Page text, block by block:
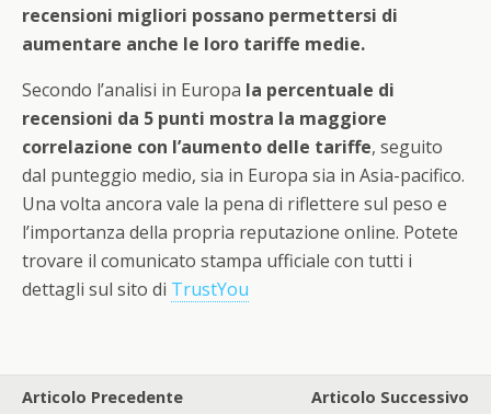
recensioni migliori possano permettersi di
aumentare anche le loro tariffe medie.
Secondo l’analisi in Europa la percentuale di
recensioni da 5 punti mostra la maggiore
correlazione con l’aumento delle tariffe, seguito
dal punteggio medio, sia in Europa sia in Asia-pacifico.
Una volta ancora vale la pena di riflettere sul peso e
l’importanza della propria reputazione online. Potete
trovare il comunicato stampa ufficiale con tutti i
dettagli sul sito di TrustYou
Articolo Precedente
Articolo Successivo